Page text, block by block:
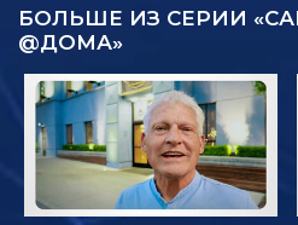
БОЛЬШЕ ИЗ СЕРИИ
@ДОМА»